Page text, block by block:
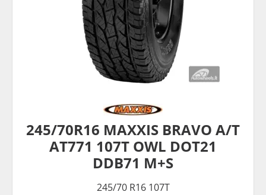
245/70R16 MAXXIS BRAVO A/T
AT771 107T OWL DOT21
DDB71 M+S
245/70 R16 107T